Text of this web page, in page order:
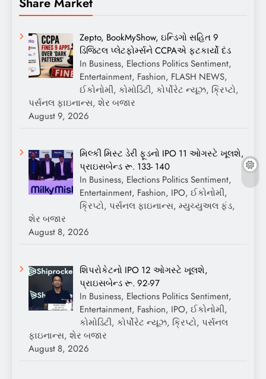
Zepto, BookMyShow, ઇન્ડિગો સહિત 9
ડિજિટલ પ્લેટફોર્મ્સને CCPAએ ફટકાર્યો દંડ
In Business, Elections Politics Sentiment,
Entertainment, Fashion, FLASH NEWS,
ઈકોનોમી, કોમોડિટી, કોર્પોરેટ ન્યૂઝ, ક્રિપ્ટો,
પર્સનલ ફાઇનાન્સ, શેર બજાર
August 9, 2026
મિલ્કી મિસ્ટ ડેરી ફૂડનો IPO 11 ઓગસ્ટે ખૂલશે,
પ્રાઇસબેન્ડ રૂ. 133- 140
In Business, Elections Politics Sentiment,
Entertainment, Fashion, IPO, ઈકોનોમી,
ક્રિપ્ટો, પર્સનલ ફાઇનાન્સ, મ્યુચ્યુઅલ ફંડ,
શેર બજાર
August 8, 2026
શિપરોકેટનો IPO 12 ઓગસ્ટે ખૂલશે,
પ્રાઇસબેન્ડ રૂ. 92-97
In Business, Elections Politics Sentiment,
Entertainment, Fashion, IPO, ઈકોનોમી,
કોમોડિટી, કોર્પોરેટ ન્યૂઝ, ક્રિપ્ટો, પર્સનલ
ફાઇનાન્સ, શેર બજાર
August 8, 2026